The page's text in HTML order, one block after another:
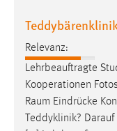
Relevanz:
Lehrbeauftragte
Kooperationen
Raum Eindrücke
Teddyklinik?